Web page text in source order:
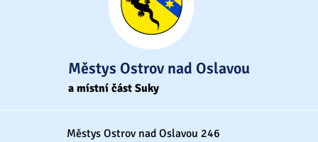
Městys Ostrov nad Oslavou
a místní část Suky
Městys Ostrov nad Oslavou 246